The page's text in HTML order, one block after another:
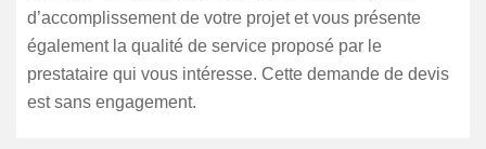
d’accomplissement de votre projet et vous présente
également la qualité de service proposé par le
prestataire qui vous intéresse. Cette demande de devis
est sans engagement.